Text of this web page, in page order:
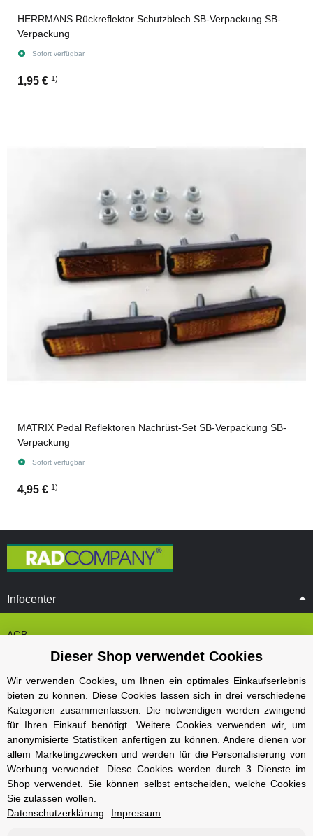
HERRMANS Rückreflektor Schutzblech SB-Verpackung SB-
Verpackung
Sofort verfügbar
1,95 € 1)
MATRIX Pedal Reflektoren Nachrüst-Set SB-Verpackung SB-
Verpackung
Sofort verfügbar
4,95 € 1)
Infocenter
AGB
Cookie Einstelungen
Datenschutz
Impressum
Kontakt und Öffnungszeiten
Versand und Zahlungsarten
Widerrufsbelehrung
Radcompany
Dieser Shop verwendet Cookies
Wir verwenden Cookies, um Ihnen ein optimales Einkaufserlebnis
bieten zu können. Diese Cookies lassen sich in drei verschiedene
Kategorien zusammenfassen. Die notwendigen werden zwingend
für Ihren Einkauf benötigt. Weitere Cookies verwenden wir, um
anonymisierte Statistiken anfertigen zu können. Andere dienen vor
allem Marketingzwecken und werden für die Personalisierung von
Werbung verwendet. Diese Cookies werden durch 3 Dienste im
Shop verwendet. Sie können selbst entscheiden, welche Cookies
Sie zulassen wollen.
Datenschutzerklärung
Impressum